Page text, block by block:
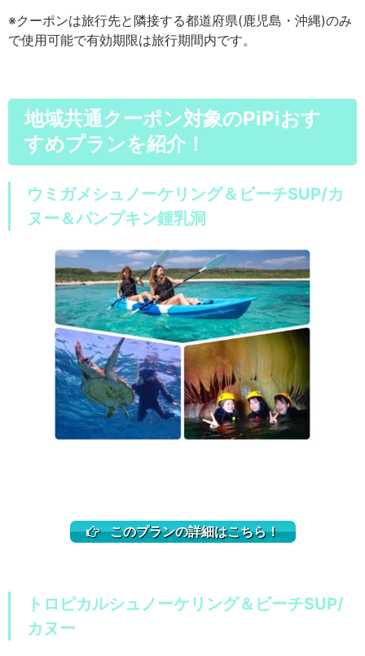
※クーポンは旅行先と隣接する都道府県(鹿児島・沖縄)のみ
で使用可能で有効期限は旅行期間内です。
地域共通クーポン対象のPiPiおす
すめプランを紹介！
ウミガメシュノーケリング＆ビーチSUP/カ
ヌー＆パンプキン鍾乳洞
このプランの詳細はこちら！
トロピカルシュノーケリング＆ビーチSUP/
カヌー